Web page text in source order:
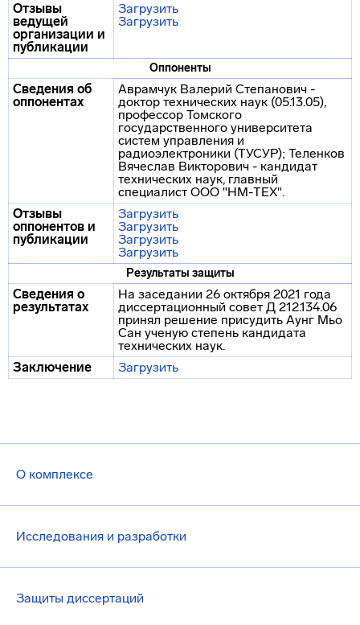
О комплексе
Исследования и разработки
Защиты диссертаций
Отзывы
ведущей
организации и
публикации
Загрузить
Загрузить
Оппоненты
Сведения об
оппонентах
Аврамчук Валерий Степанович -
доктор технических наук (05.13.05),
профессор Томского
государственного университета
систем управления и
радиоэлектроники (ТУСУР); Теленков
Вячеслав Викторович - кандидат
технических наук, главный
специалист ООО "НМ-ТЕХ".
Отзывы
оппонентов и
публикации
Загрузить
Загрузить
Загрузить
Загрузить
Результаты защиты
Сведения о
результатах
На заседании 26 октября 2021 года
диссертационный совет Д 212.134.06
принял решение присудить Аунг Мьо
Сан ученую степень кандидата
технических наук.
Заключение
Загрузить